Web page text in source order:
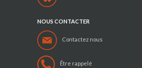
NOUS CONTACTER
Contactez nous
Être rappelé